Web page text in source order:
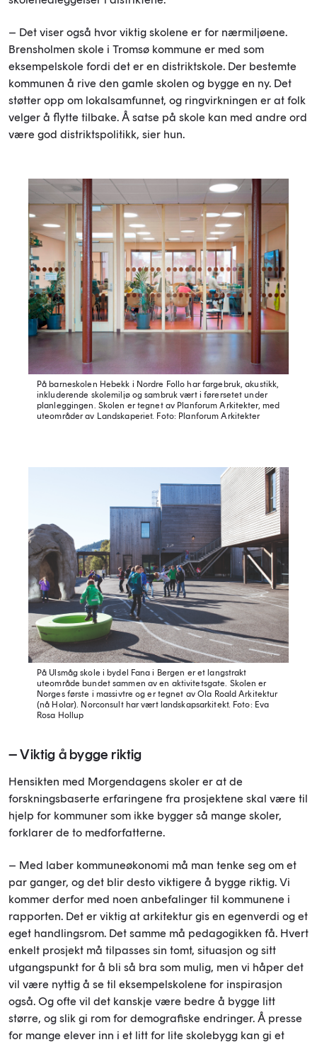
– Det viser også hvor viktig skolene er for nærmiljøene.
Brensholmen skole i Tromsø kommune er med som
eksempelskole fordi det er en distriktskole. Der bestemte
kommunen å rive den gamle skolen og bygge en ny. Det
støtter opp om lokalsamfunnet, og ringvirkningen er at folk
velger å flytte tilbake. Å satse på skole kan med andre ord
være god distriktspolitikk, sier hun.
På barneskolen Hebekk i Nordre Follo har fargebruk, akustikk,
inkluderende skolemiljø og sambruk vært i førersetet under
planleggingen. Skolen er tegnet av Planforum Arkitekter, med
uteområder av Landskaperiet. Foto: Planforum Arkitekter
På Ulsmåg skole i bydel Fana i Bergen er et langstrakt
uteområde bundet sammen av en aktivitetsgate. Skolen er
Norges første i massivtre og er tegnet av Ola Roald Arkitektur
(nå Holar). Norconsult har vært landskapsarkitekt. Foto: Eva
Rosa Hollup
– Viktig å bygge riktig
Hensikten med Morgendagens skoler er at de
forskningsbaserte erfaringene fra prosjektene skal være til
hjelp for kommuner som ikke bygger så mange skoler,
forklarer de to medforfatterne.
– Med laber kommuneøkonomi må man tenke seg om et
par ganger, og det blir desto viktigere å bygge riktig. Vi
kommer derfor med noen anbefalinger til kommunene i
rapporten. Det er viktig at arkitektur gis en egenverdi og et
eget handlingsrom. Det samme må pedagogikken få. Hvert
enkelt prosjekt må tilpasses sin tomt, situasjon og sitt
utgangspunkt for å bli så bra som mulig, men vi håper det
vil være nyttig å se til eksempelskolene for inspirasjon
også. Og ofte vil det kanskje være bedre å bygge litt
større, og slik gi rom for demografiske endringer. Å presse
for mange elever inn i et litt for lite skolebygg kan gi et